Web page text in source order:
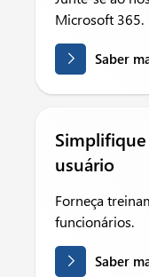
Microsoft 365.
Saber
usuário
Forneça
funcionários.
Saber